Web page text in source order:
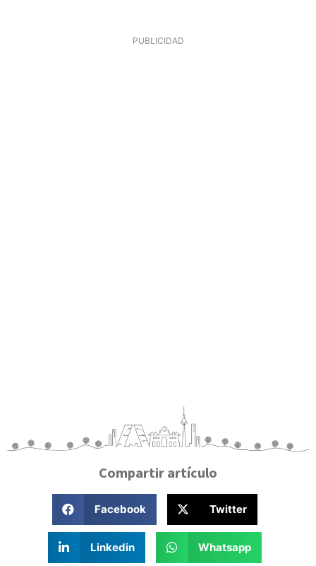
PUBLICIDAD
Compartir artículo
Facebook Twitter
Linkedin Whatsapp